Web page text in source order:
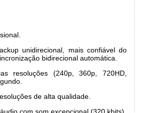
unidirecional, mais confiável do
bidirecional automática.
resoluções (240p, 360p, 720HD,
de alta qualidade.